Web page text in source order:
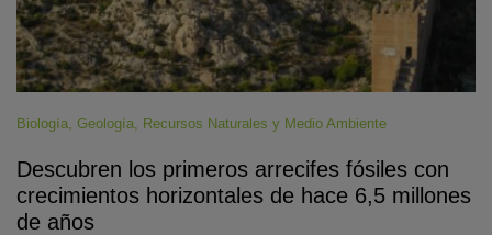
Biología Geología Recursos Naturales y Medio Ambiente
Descubren los primeros arrecifes fósiles con
crecimientos horizontales de hace 6,5 millones
de años